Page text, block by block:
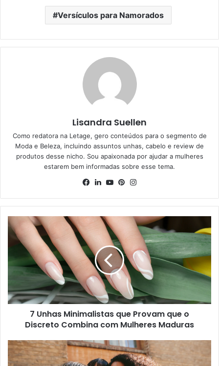
Versículos para Namorados
Lisandra Suellen
Como redatora na Letage, gero conteúdos para o segmento de
Moda e Beleza, incluindo assuntos unhas, cabelo e review de
produtos desse nicho. Sou apaixonada por ajudar a mulheres
estarem bem informadas sobre esse tema.
Facebook
Linkedin
YouTubePinterest
7 Unhas Minimalistas que Provam que o
Discreto Combina com Mulheres Maduras